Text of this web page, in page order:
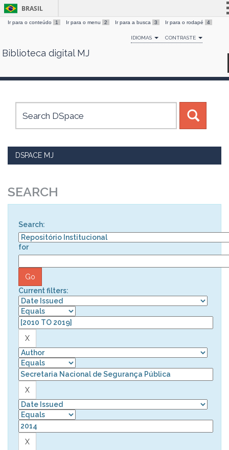
Skip
BRASIL
Simplifique!
Comunica BR
Canais
Ir para o conteúdo 1 Ir para o menu 2 Ir para a busca 3 Ir para o rodapé 4
IDIOMAS CONTRASTE
Biblioteca digital MJ
DSPACE MJ
SEARCH
Search:
for
Current filters: